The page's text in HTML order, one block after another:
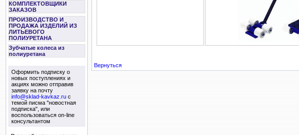
КОМПЛЕКТОВЩИКИ
ЗАКАЗОВ
ПРОИЗВОДСТВО И
ПРОДАЖА ИЗДЕЛИЙ ИЗ
ЛИТЬЕВОГО
ПОЛИУРЕТАНА
Зубчатые колеса из
полиуретана
Оформить подписку о
новых поступлениях и
акциях можно отправив
заявку на почту
info@sklad-kavkaz.ruс
темой писма "новостная
подписка", или
воспользоваться on-line
консультантом
Вернуться